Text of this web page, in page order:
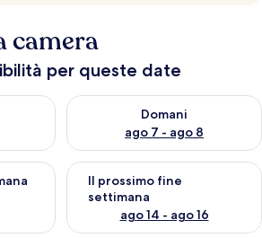
camera
per queste date
questa sera, ago 6 - ago 7
Domani
ago 7 - ago 8
Verifica la disponibilità per
per questo fine settimana, ago 7 - ago
Il prossimo fine
settimana
ago 14 - ago 16
Verifica la disponibilità per il